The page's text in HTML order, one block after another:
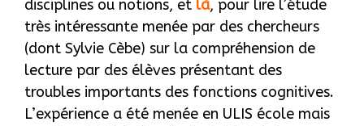
disciplines ou notions, et là, pour lire l’étude
très intéressante menée par des chercheurs
(dont Sylvie Cèbe) sur la compréhension de
lecture par des élèves présentant des
troubles importants des fonctions cognitives.
L’expérience a été menée en ULIS école mais